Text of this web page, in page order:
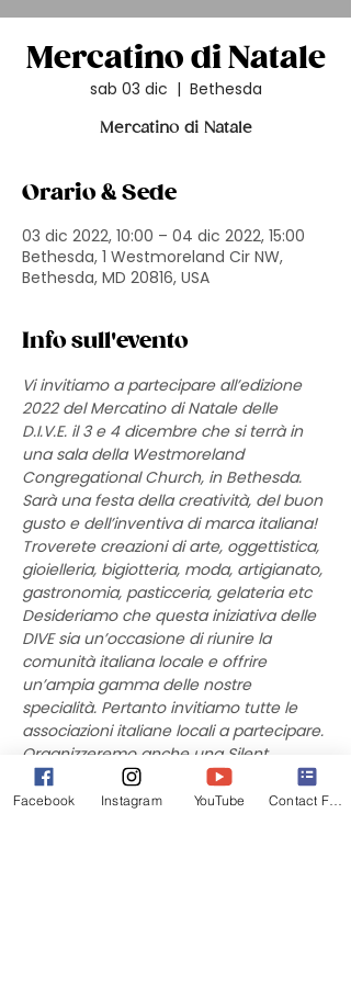
Mercatino di Natale
sab 03 dic
  |
Bethesda
Mercatino di Natale
Orario & Sede
03 dic 2022, 10:00 – 04 dic 2022, 15:00
Bethesda, 1 Westmoreland Cir NW,
Bethesda, MD 20816, USA
Info sull'evento
Vi invitiamo a partecipare all’edizione
2022 del Mercatino di Natale delle
D.I.V.E. il 3 e 4 dicembre che si terrà in
una sala della Westmoreland
Congregational Church, in Bethesda.
Sarà una festa della creatività, del buon
gusto e dell’inventiva di marca italiana!
Troverete creazioni di arte, oggettistica,
gioielleria, bigiotteria, moda, artigianato,
gastronomia, pasticceria, gelateria etc
Desideriamo che questa iniziativa delle
DIVE sia un’occasione di riunire la
comunità italiana locale e offrire
un’ampia gamma delle nostre
specialità. Pertanto invitiamo tutte le
associazioni italiane locali a partecipare.
Organizzeremo anche una Silent
Auction con il contributo di
commercianti, ristoratori, e partecipanti.
Facebook Instagram YouTube Contact Form